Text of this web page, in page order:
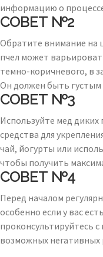
информацию о
СОВЕТ №2
Обратите внимание на
пчел может
темно-коричневого, в
Он должен быть густым
СОВЕТ №3
Используйте мед диких
средства для
чай, йогурты или
чтобы получить
СОВЕТ №4
Перед началом
особенно если у вас
проконсультируйтесь
возможных негативных